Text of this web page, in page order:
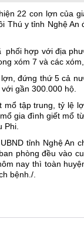
22 con lợn của
Thú y tỉnh Nghệ
phối hợp với địa
xóm 7 và các xóm,
đứng thứ 5 cả
gần 300.000 hộ.
mổ tập trung, tỷ lệ
gia đình giết mổ
Phi.
tỉnh Nghệ An
phòng đều vào
nay thì toàn
bệnh./.